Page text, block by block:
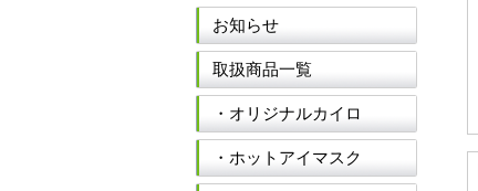
お知らせ
取扱商品一覧
・オリジナルカイロ
・ホットアイマスク